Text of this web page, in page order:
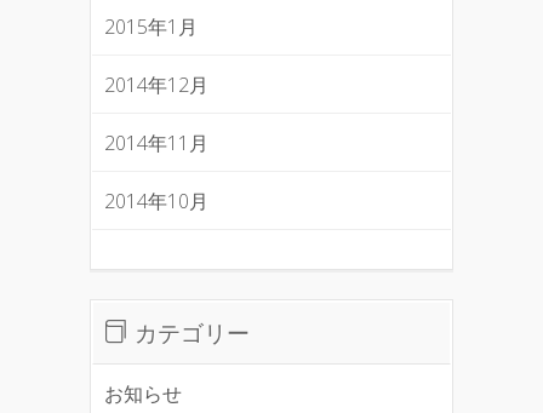
2015年1月
2014年12月
2014年11月
2014年10月
カテゴリー
お知らせ